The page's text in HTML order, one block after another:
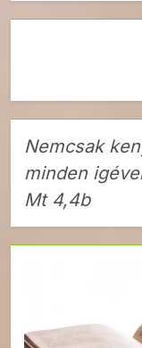
Nemcsak
minden
Mt 4,4b